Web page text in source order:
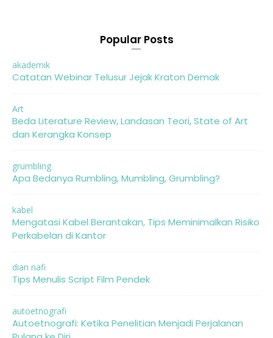
Popular Posts
akademik
Catatan Webinar Telusur Jejak Kraton Demak
Art
Beda Literature Review, Landasan Teori, State of Art
dan Kerangka Konsep
grumbling
Apa Bedanya Rumbling, Mumbling, Grumbling?
kabel
Mengatasi Kabel Berantakan, Tips Meminimalkan Risiko
Perkabelan di Kantor
dian nafi
Tips Menulis Script Film Pendek
autoetnografi
Autoetnografi: Ketika Penelitian Menjadi Perjalanan